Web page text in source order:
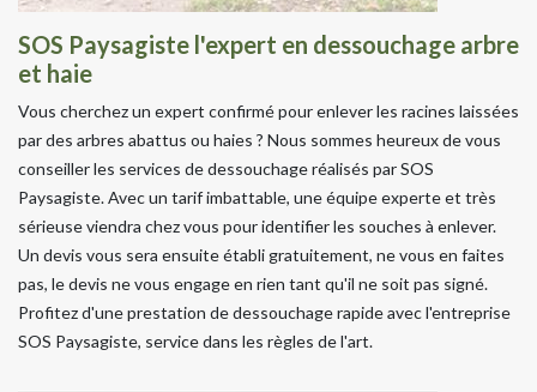
SOS Paysagiste l'expert en dessouchage arbre
et haie
Vous cherchez un expert confirmé pour enlever les racines laissées
par des arbres abattus ou haies ? Nous sommes heureux de vous
conseiller les services de dessouchage réalisés par SOS
Paysagiste. Avec un tarif imbattable, une équipe experte et très
sérieuse viendra chez vous pour identifier les souches à enlever.
Un devis vous sera ensuite établi gratuitement, ne vous en faites
pas, le devis ne vous engage en rien tant qu'il ne soit pas signé.
Profitez d'une prestation de dessouchage rapide avec l'entreprise
SOS Paysagiste, service dans les règles de l'art.